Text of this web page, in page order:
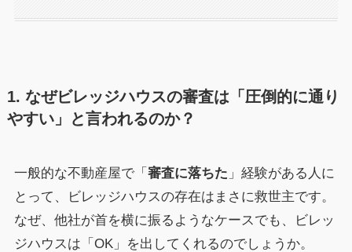
1. なぜビレッジハウスの審査は「圧倒的に通り
やすい」と言われるのか？
一般的な不動産屋で「 審査に落ちた 」経験がある人に
とって、ビレッジハウスの存在はまさに救世主です。
なぜ、他社が首を横に振るようなケースでも、ビレッ
ジハウスは「OK」を出してくれるのでしょうか。